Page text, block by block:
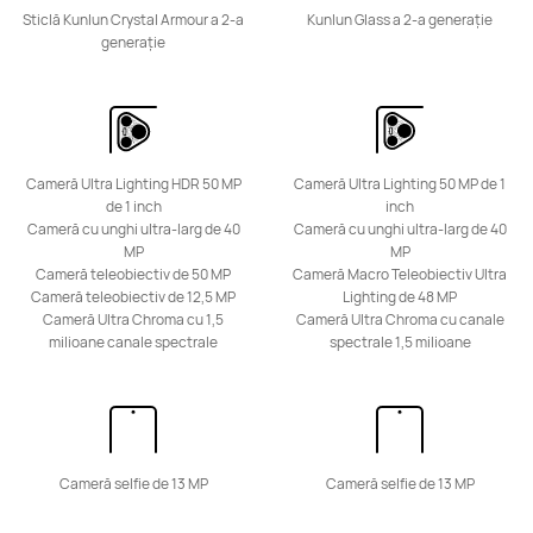
5.999,00 Lei
HUAWEI Pura 70 Ultra
7.499,00 Lei
sau Plata în 12 rate
Află mai multe Cumpără
Sticlă Kunlun Crystal Armour a 2-a
generație
Cameră Ultra Lighting HDR 50 MP
de 1 inch
Cameră cu unghi ultra-larg de 40
MP
Cameră teleobiectiv de 50 MP
Cameră teleobiectiv de 12,5 MP
Cameră Ultra Chroma cu 1,5
milioane canale spectrale
Cameră selfie de 13 MP
Kunlun Glass a 2-a generație
Cameră Ultra Lighting 50 MP de 1
inch
Cameră cu unghi ultra-larg de 40
MP
Cameră Macro Teleobiectiv Ultra
Lighting de 48 MP
Cameră Ultra Chroma cu canale
spectrale 1,5 milioane
Cameră selfie de 13 MP